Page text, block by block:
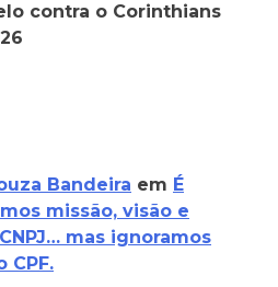
contra o Corinthians
Bandeira em É
missão, visão e
mas ignoramos
CPF.